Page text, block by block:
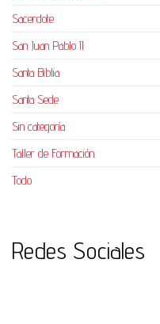
Sacerdote
San Juan Pablo II
Santa Biblia
Santa Sede
Sin categoría
Taller de Formación
Todo
Redes Sociales